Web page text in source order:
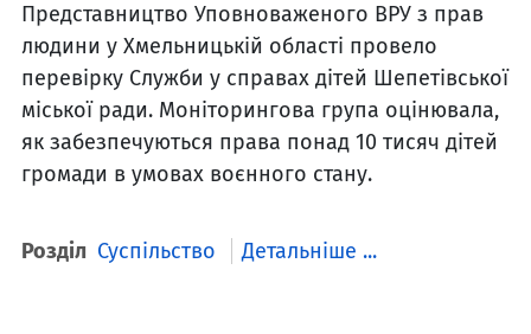
Представництво Уповноваженого ВРУ з прав
людини у Хмельницькій області провело
перевірку Служби у справах дітей Шепетівської
міської ради. Моніторингова група оцінювала,
як забезпечуються права понад 10 тисяч дітей
громади в умовах воєнного стану.
Розділ Суспільство Детальніше ...